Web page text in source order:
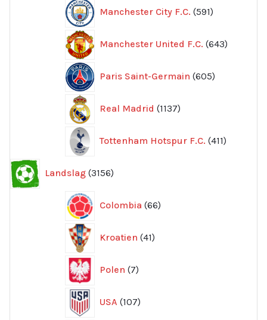
Manchester City F.C. 591
produkter
Manchester United F.C. 643
Paris Saint-Germain 605
produkter
Real Madrid 1137
produkter
Tottenham Hotspur F.C. 411
produkter
Landslag 3156
produkter
Colombia 66
produkter
Kroatien 41
produkter
Polen 7
produkter
USA 107
produkter